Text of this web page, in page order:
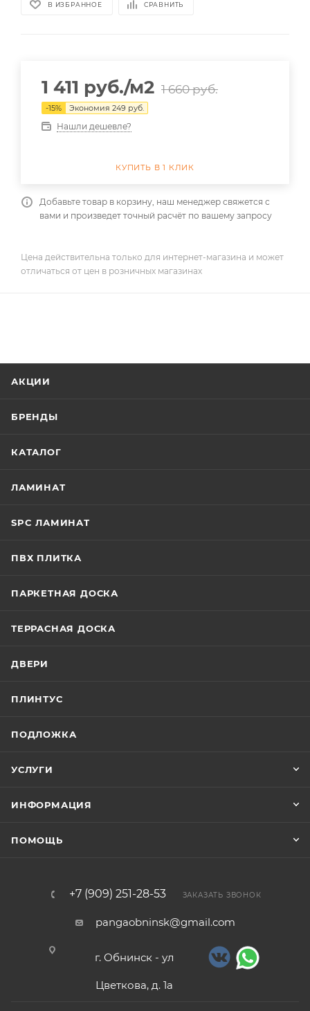
В ИЗБРАННОЕ СРАВНИТЬ
1 411 руб./м2 1 660руб.
-15% Экономия 249 руб.
Нашли дешевле?
КУПИТЬ В 1 КЛИК
Добавьте товар в корзину, наш менеджер свяжется с
вами и произведет точный расчёт по вашему запросу
Цена действительна только для интернет-магазина и может
отличаться от цен в розничных магазинах
АКЦИИ
БРЕНДЫ
КАТАЛОГ
ЛАМИНАТ
SPC ЛАМИНАТ
ПВХ ПЛИТКА
ПАРКЕТНАЯ ДОСКА
ТЕРРАСНАЯ ДОСКА
ДВЕРИ
ПЛИНТУС
ПОДЛОЖКА
УСЛУГИ
ИНФОРМАЦИЯ
ПОМОЩЬ
+7 (909) 251-28-53 ЗАКАЗАТЬ ЗВОНОК
pangaobninsk@gmail.com
г. Обнинск - ул
Цветкова, д. 1а